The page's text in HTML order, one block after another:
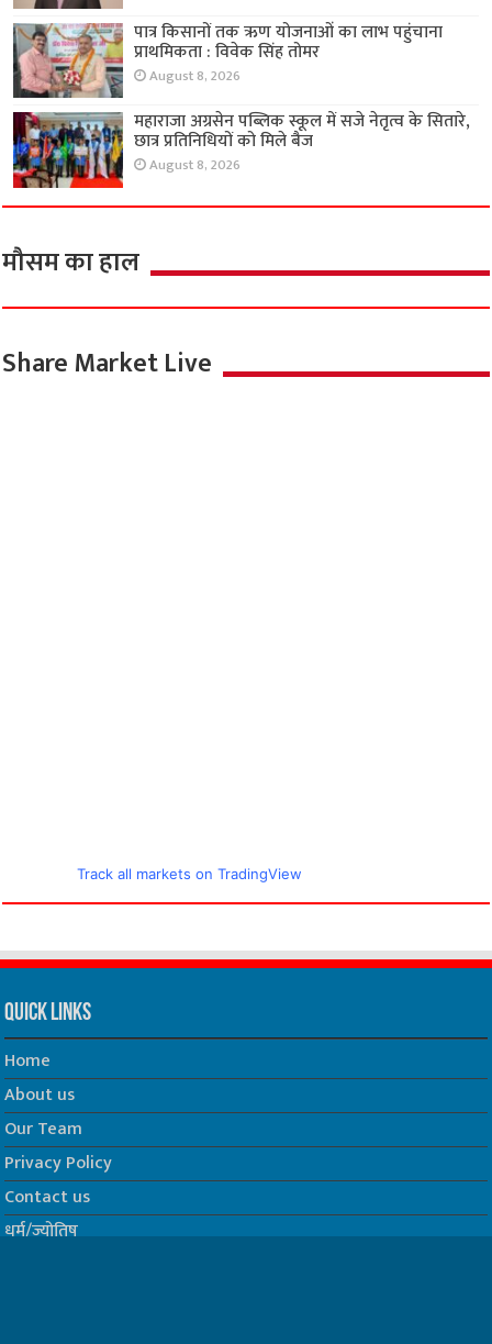
पात्र किसानों तक ऋण योजनाओं का लाभ पहुंचाना
प्राथमिकता : विवेक सिंह तोमर
August 8, 2026
महाराजा अग्रसेन पब्लिक स्कूल में सजे नेतृत्व के सितारे,
छात्र प्रतिनिधियों को मिले बैज
August 8, 2026
मौसम का हाल
Share Market Live
Track all markets on TradingView
Quick Links
Home
About us
Our Team
Privacy Policy
Contact us
धर्म/ज्योतिष